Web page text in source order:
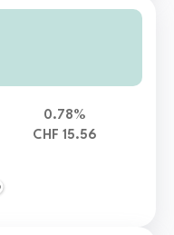
0.78%
CHF 15.56